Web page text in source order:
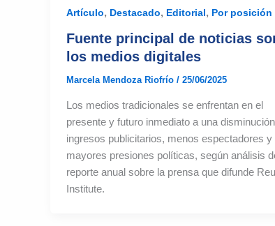
Artículo, Destacado, Editorial, Por posición
Fuente principal de noticias
los medios digitales
Marcela Mendoza Riofrío / 25/06/2025
Los medios tradicionales se enfrentan en el
presente y futuro inmediato a una
ingresos publicitarios, menos espectadores y
mayores presiones políticas, según análisis
reporte anual sobre la prensa que difunde
Institute.